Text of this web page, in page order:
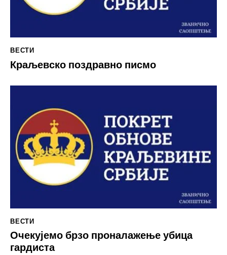
ВЕСТИ
Краљевско поздравно писмо
ВЕСТИ
Очекујемо брзо проналажење убица
гардиста